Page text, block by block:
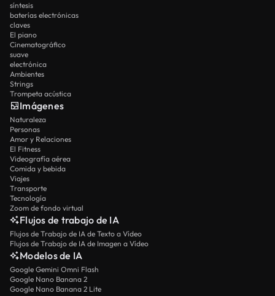
síntesis
baterías electrónicas
claves
El piano
Cinematográfico
suave
electrónica
Ambientes
Strings
Trompeta acústica
Imágenes
Naturaleza
Personas
Amor y Relaciones
El Fitness
Videografía aérea
Comida y bebida
Viajes
Transporte
Tecnología
Zoom de fondo virtual
Flujos de trabajo de IA
Flujos de Trabajo de IA de Texto a Vídeo
Flujos de Trabajo de IA de Imagen a Vídeo
Modelos de IA
Google Gemini Omni Flash
Google Nano Banana 2
Google Nano Banana 2 Lite